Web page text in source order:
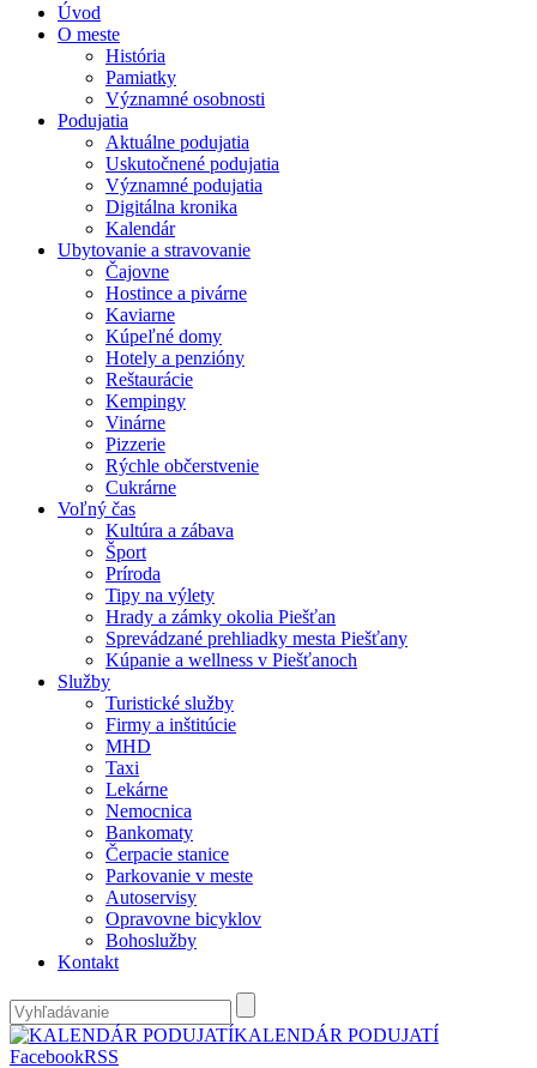
Úvod
O meste
História
Pamiatky
Významné osobnosti
Podujatia
Aktuálne podujatia
Uskutočnené podujatia
Významné podujatia
Digitálna kronika
Kalendár
Ubytovanie a stravovanie
Čajovne
Hostince a pivárne
Kaviarne
Kúpeľné domy
Hotely a penzióny
Reštaurácie
Kempingy
Vinárne
Pizzerie
Rýchle občerstvenie
Cukrárne
Voľný čas
Kultúra a zábava
Šport
Príroda
Tipy na výlety
Hrady a zámky okolia Piešťan
Sprevádzané prehliadky mesta Piešťany
Kúpanie a wellness v Piešťanoch
Služby
Turistické služby
Firmy a inštitúcie
MHD
Taxi
Lekárne
Nemocnica
Bankomaty
Čerpacie stanice
Parkovanie v meste
Autoservisy
Opravovne bicyklov
Bohoslužby
Kontakt
KALENDÁR PODUJATÍ
FacebookRSS